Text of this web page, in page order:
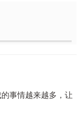
事情越来越多，让